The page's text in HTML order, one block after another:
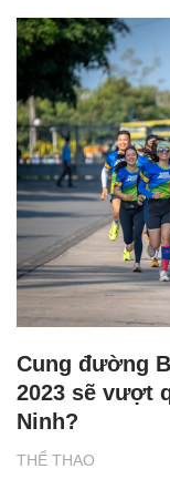
THỂ THAO
Cung đường
2023 sẽ vượt
Ninh?